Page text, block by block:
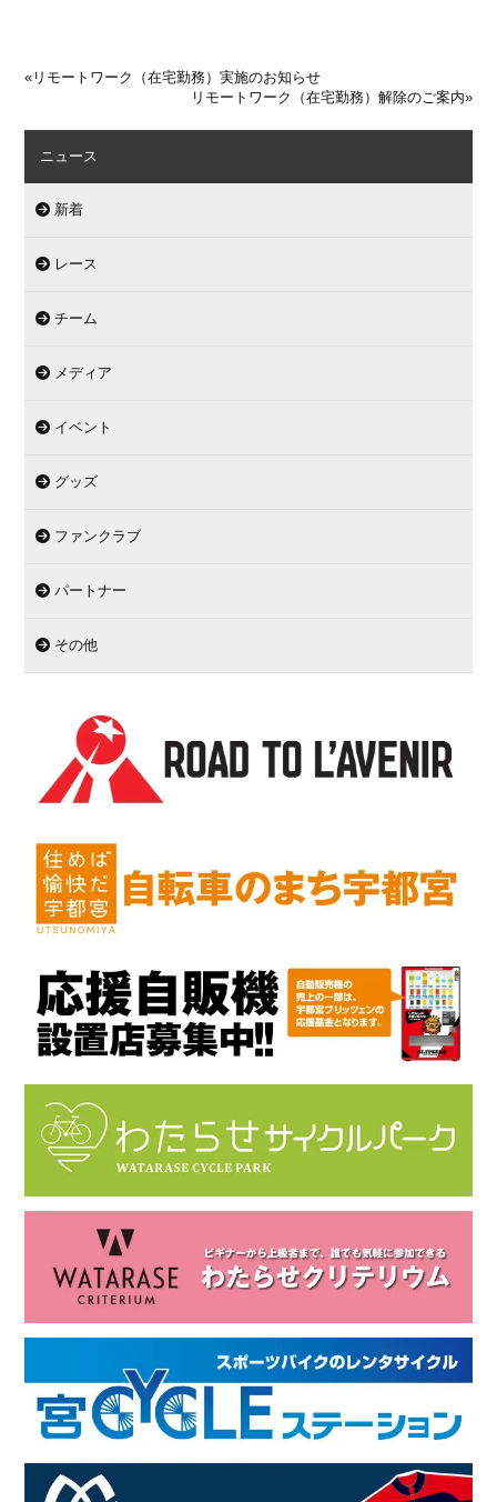
« リモートワーク（在宅勤務）実施のお知らせ
リモートワーク（在宅勤務）解除のご案内»
ニュース
新着
レース
チーム
メディア
イベント
グッズ
ファンクラブ
パートナー
その他